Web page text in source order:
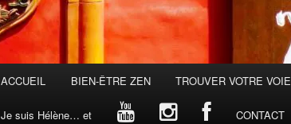
ACCUEIL BIEN-ÊTRE ZEN TROUVER VOTRE VOIE
Je suis Hélène… et CONTACT